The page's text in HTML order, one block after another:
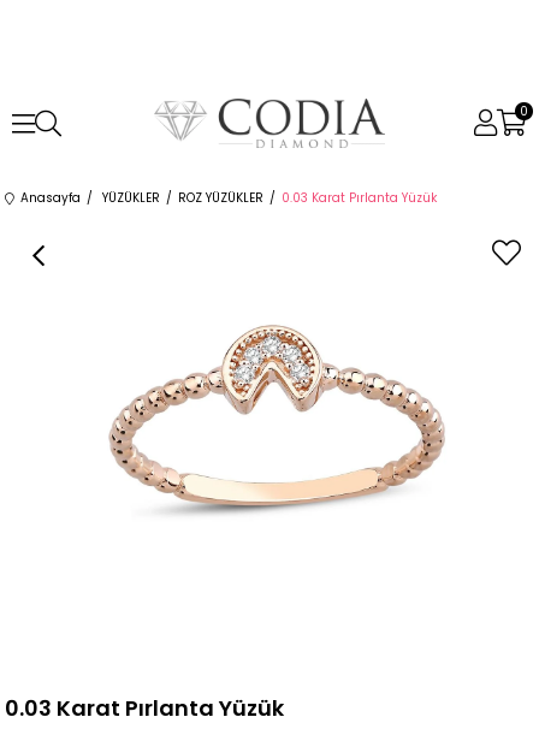
0
Anasayfa YÜZÜKLER ROZ YÜZÜKLER 0.03 Karat Pırlanta Yüzük
0.03 Karat Pırlanta Yüzük